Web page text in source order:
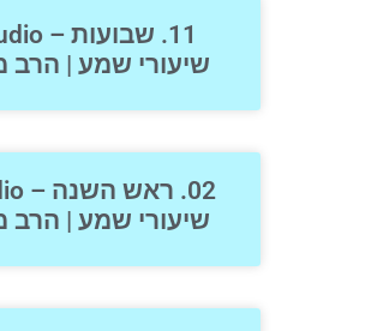
שיעורי שמע | הרב
שיעורי שמע | הרב